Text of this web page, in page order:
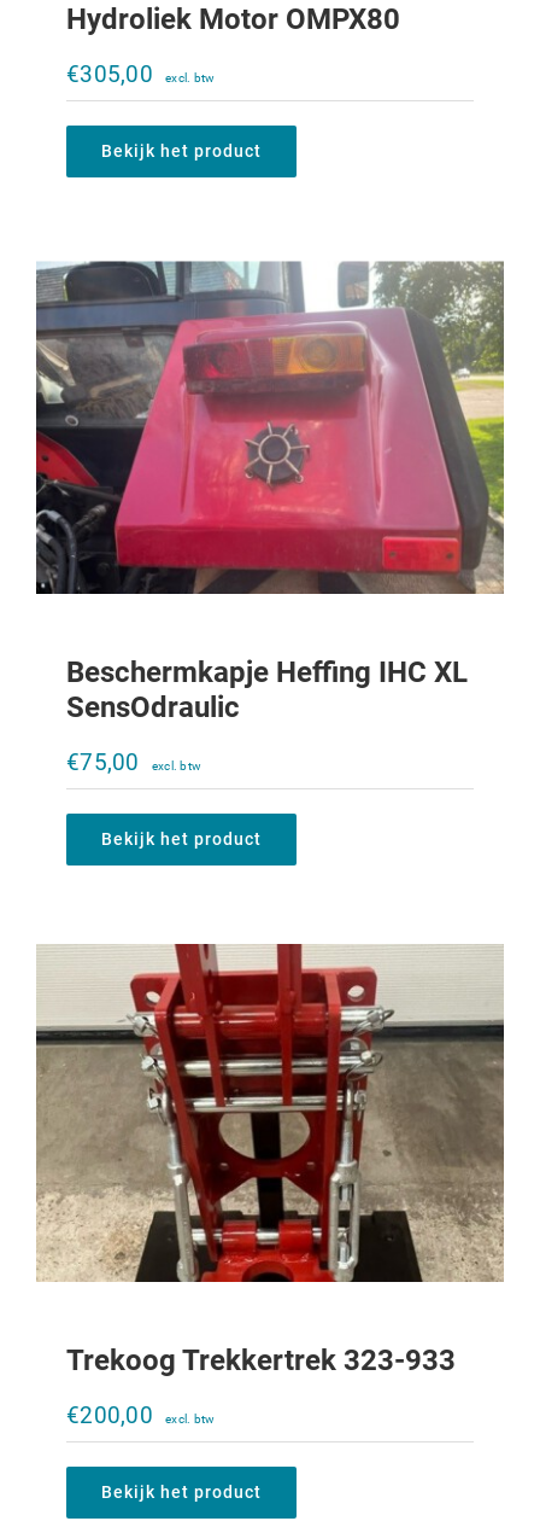
Hydroliek Motor OMPX80
€305,00
Bekijk het product
Beschermkapje heffing IHC XL
€75,00
Beschermkapje Heffing IHC XL
SensOdraulic
€75,00
Bekijk het product
€200,00
Trekoog Trekkertrek 323-933
€200,00
Bekijk het product
€1.310,00